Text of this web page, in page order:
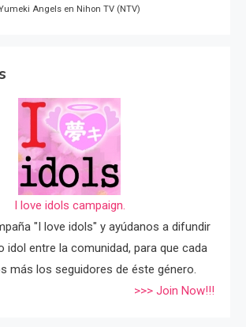
Angels en Nihon TV (NTV)
I love idols campaign.
"I love idols" y ayúdanos a difundir
idol entre la comunidad, para que cada
más los seguidores de éste género.
>>> Join Now!!!